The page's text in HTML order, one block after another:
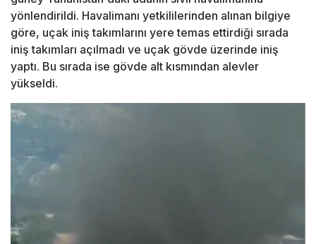
yönlendirildi. Havalimanı yetkililerinden alınan bilgiye
göre, uçak iniş takımlarını yere temas ettirdiği sırada
iniş takımları açılmadı ve uçak gövde üzerinde iniş
yaptı. Bu sırada ise gövde alt kısmından alevler
yükseldi.